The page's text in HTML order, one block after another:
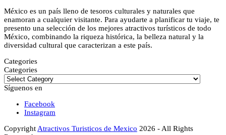
México es un país lleno de tesoros culturales y naturales que
enamoran a cualquier visitante. Para ayudarte a planificar tu viaje, te
presento una selección de los mejores atractivos turísticos de todo
México, combinando la riqueza histórica, la belleza natural y la
diversidad cultural que caracterizan a este país.
Categories
Categories
Síguenos en
Facebook
Instagram
CopyrightAtractivos Turisticos de Mexico 2026 - All Rights